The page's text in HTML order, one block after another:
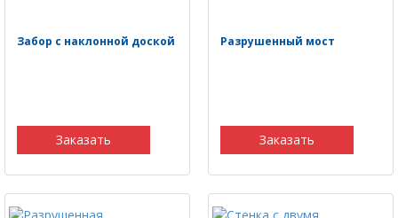
Забор с наклонной доской
Заказать
Разрушенный мост
Заказать